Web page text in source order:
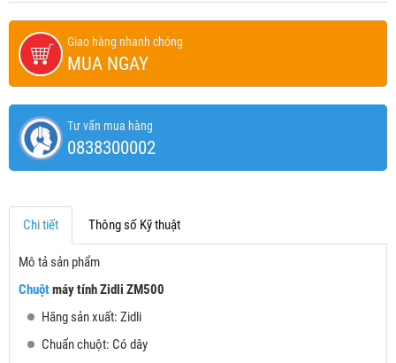
Giao hàng nhanh chóng
MUA NGAY
Tư vấn mua hàng
0838300002
Chi tiết Thông số Kỹ thuật
Mô tả sản phẩm
Chuộtmáy tính Zidli ZM500
Hãng sản xuất: Zidli
Chuẩn chuột: Có dây